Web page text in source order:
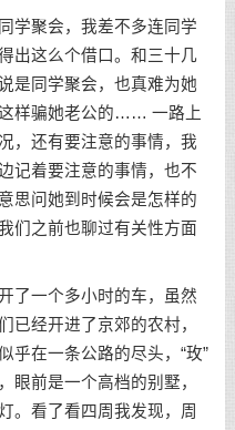
学聚会，我差不多连同学
出这么个借口。和三十几
是同学聚会，也真难为她
这样骗她老公的…… 一路上
，还有要注意的事情，我
记着要注意的事情，也不
思问她到时候会是怎样的
们之前也聊过有关性方面
了一个多小时的车，虽然
已经开进了京郊的农村，
乎在一条公路的尽头，“玫”
眼前是一个高档的别墅，
。看了看四周我发现，周